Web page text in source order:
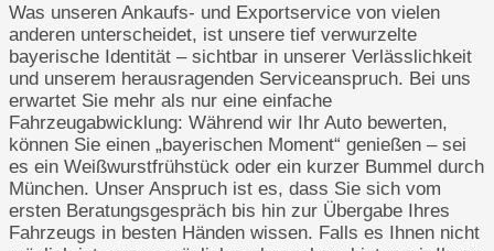
Was unseren Ankaufs- und Exportservice von vielen
anderen unterscheidet, ist unsere tief verwurzelte
bayerische Identität – sichtbar in unserer Verlässlichkeit
und unserem herausragenden Serviceanspruch. Bei uns
erwartet Sie mehr als nur eine einfache
Fahrzeugabwicklung: Während wir Ihr Auto bewerten,
können Sie einen „bayerischen Moment“ genießen – sei
es ein Weißwurstfrühstück oder ein kurzer Bummel durch
München. Unser Anspruch ist es, dass Sie sich vom
ersten Beratungsgespräch bis hin zur Übergabe Ihres
Fahrzeugs in besten Händen wissen. Falls es Ihnen nicht